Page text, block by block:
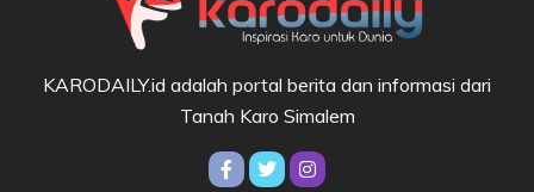
KARODAILY.id adalah portal berita dan informasi dari
Tanah Karo Simalem